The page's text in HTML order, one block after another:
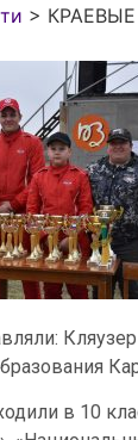
>
в 10